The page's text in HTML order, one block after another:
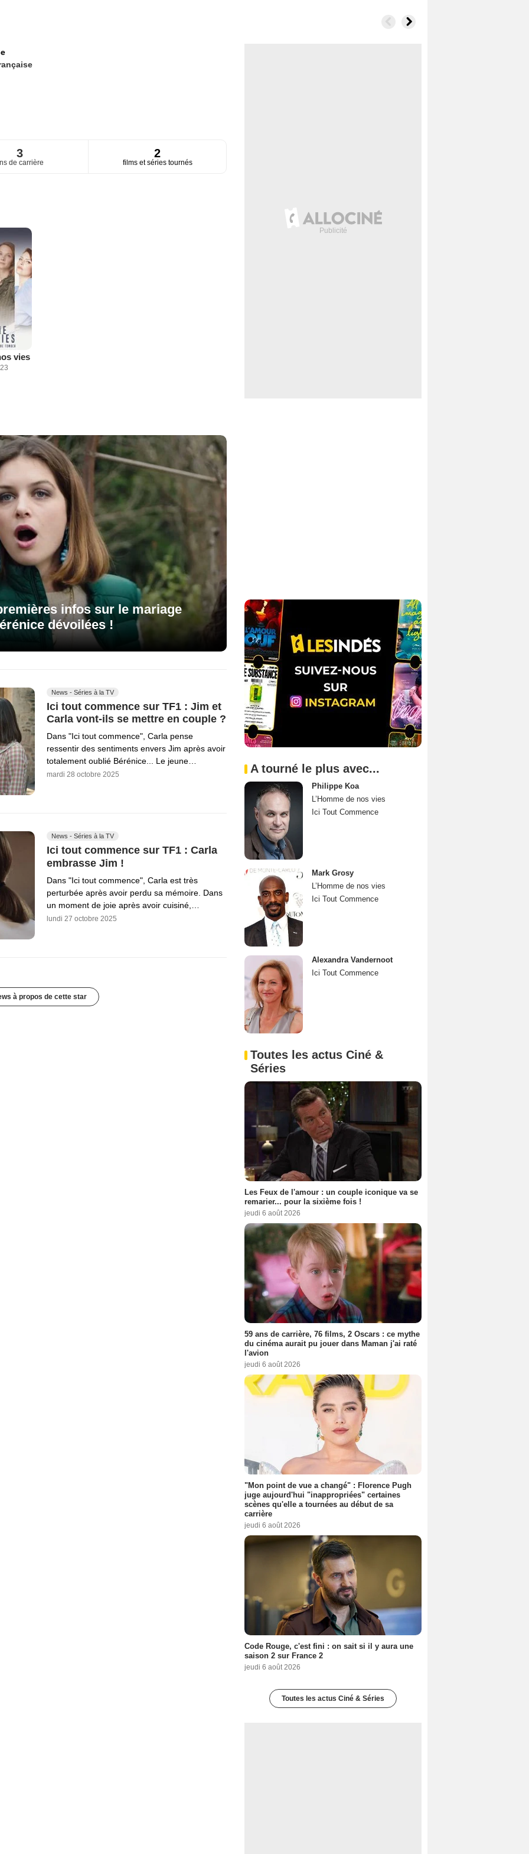
3
de carrière
2
films et séries tournés
vies
infos sur le mariage
dévoilées !
News - Séries à la TV
Ici tout commence sur TF1 : Jim et
Carla vont-ils se mettre en couple ?
Dans "Ici tout commence", Carla pense
ressentir des sentiments envers Jim après avoir
totalement oublié Bérénice... Le jeune…
mardi 28 octobre 2025
News - Séries à la TV
Ici tout commence sur TF1 : Carla
embrasse Jim !
Dans "Ici tout commence", Carla est très
perturbée après avoir perdu sa mémoire. Dans
un moment de joie après avoir cuisiné,…
lundi 27 octobre 2025
à propos de cette star
A tourné le plus avec...
Philippe Koa
L’Homme de nos vies
Ici Tout Commence
Mark Grosy
L’Homme de nos vies
Ici Tout Commence
Alexandra Vandernoot
Ici Tout Commence
Toutes les actus Ciné &
Séries
Les Feux de l'amour : un couple iconique va se
remarier... pour la sixième fois !
jeudi 6 août 2026
59 ans de carrière, 76 films, 2 Oscars : ce mythe
du cinéma aurait pu jouer dans Maman j'ai raté
l'avion
jeudi 6 août 2026
"Mon point de vue a changé" : Florence Pugh
juge aujourd'hui "inappropriées" certaines
scènes qu'elle a tournées au début de sa
carrière
jeudi 6 août 2026
Code Rouge, c'est fini : on sait si il y aura une
saison 2 sur France 2
jeudi 6 août 2026
Toutes les actus Ciné & Séries